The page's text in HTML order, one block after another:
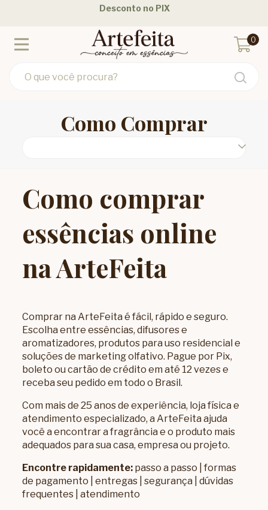
Desconto no PIX
0
Como Comprar
Como comprar
essências online
na ArteFeita
Comprar na ArteFeita é fácil, rápido e seguro.
Escolha entreessências,difusores e
aromatizadores, produtos para uso residencial e
soluções de marketing olfativo. Pague por Pix,
boleto ou cartão de crédito em até 12 vezes e
receba seu pedido em todo o Brasil.
Com mais de 25 anos de experiência, loja física e
atendimento especializado, a ArteFeita ajuda
você a encontrar a fragrância e o produto mais
adequados para sua casa, empresa ou projeto.
Encontre rapidamente: passo a passo |formas
de pagamento |entregas |segurança |dúvidas
frequentes |atendimento